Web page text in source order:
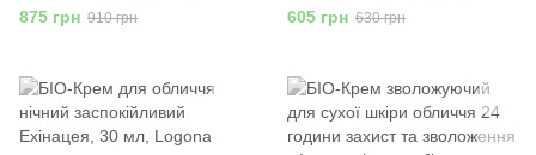
875 грн 910 грн 605 грн 630 грн